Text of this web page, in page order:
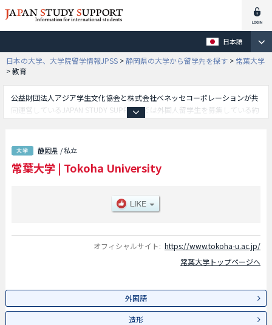
日本語
日本の大学、大学院留学情報JPSS >静岡県の大学から留学先を探す > 常葉大学
>教育
公益財団法人アジア学生文化協会と株式会社ベネッセコーポレーションが共
同運営しているJAPAN STUDY SUPPORTでは外国人留学生を募集している約
部や教育学部や経営学部や法学部や健康科学部や保健医療学部や健康プロデ
ュース学部や社会環境学部や保育学部等、学部別情報や、募集定員や合格者
数など入試情報、施設案内、アクセスなど外国人留学生に必要な情報を掲載
静岡県 / 私立
常葉大学 | Tokoha University
オフィシャルサイト: https://www.tokoha-u.ac.jp/
常葉大学トップページへ
外国語
造形